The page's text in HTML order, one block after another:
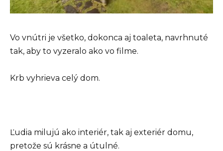
Vo vnútri je všetko, dokonca aj toaleta, navrhnuté
tak, aby to vyzeralo ako vo filme.
Krb vyhrieva celý dom.
Ľudia milujú ako interiér, tak aj exteriér domu,
pretože sú krásne a útulné.